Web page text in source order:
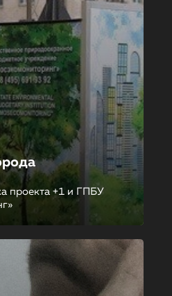
проекта +1 и ГПБУ